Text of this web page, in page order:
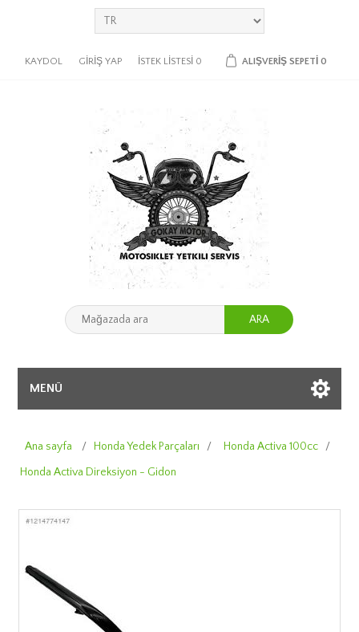
KAYDOL GIRIŞ YAP İSTEK LISTESI 0 ALIŞVERIŞ SEPETI 0
ARA
MENÜ
Ana sayfa / Honda Yedek Parçaları / Honda Activa 100cc
/
Honda Activa Direksiyon - Gidon